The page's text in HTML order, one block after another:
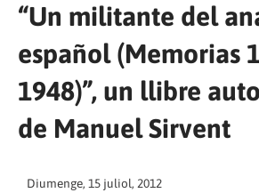
“Un militante del
español (Memorias
1948)”, un llibre
de Manuel Sirvent
Diumenge, 15 juliol, 2012